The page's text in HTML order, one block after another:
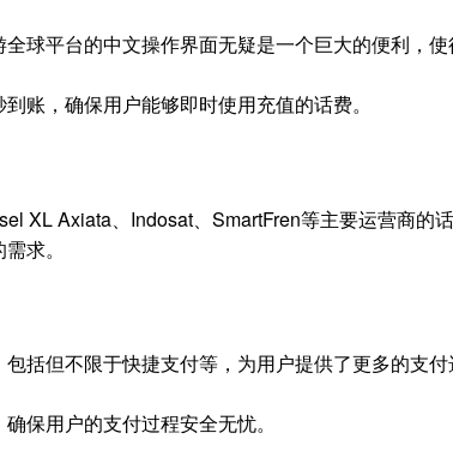
球平台的中文操作界面无疑是一个巨大的便利，
账，确保用户能够即时使用充值的话费。
XL Axiata、Indosat、SmartFren等主要运营商的
求。
括但不限于快捷支付等，为用户提供了更多的支
保用户的支付过程安全无忧。